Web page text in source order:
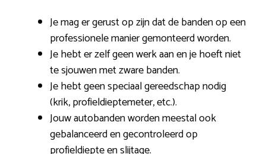
Je mag er gerust op zijn dat de banden op een
professionele manier gemonteerd worden.
Je hebt er zelf geen werk aan en je hoeft niet
te sjouwen met zware banden.
Je hebt geen speciaal gereedschap nodig
(krik, profieldieptemeter, etc.).
Jouw autobanden worden meestal ook
gebalanceerd en gecontroleerd op
profieldiepte en slijtage.